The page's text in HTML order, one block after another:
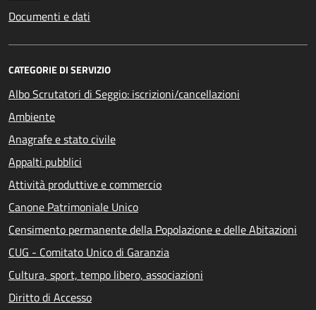
Documenti e dati
CATEGORIE DI SERVIZIO
Albo Scrutatori di Seggio: iscrizioni/cancellazioni
Ambiente
Anagrafe e stato civile
Appalti pubblici
Attività produttive e commercio
Canone Patrimoniale Unico
Censimento permanente della Popolazione e delle Abitazioni
CUG - Comitato Unico di Garanzia
Cultura, sport, tempo libero, associazioni
Diritto di Accesso